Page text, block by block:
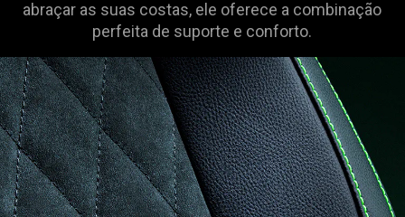
abraçar as suas costas, ele oferece a combinação
perfeita de suporte e conforto.